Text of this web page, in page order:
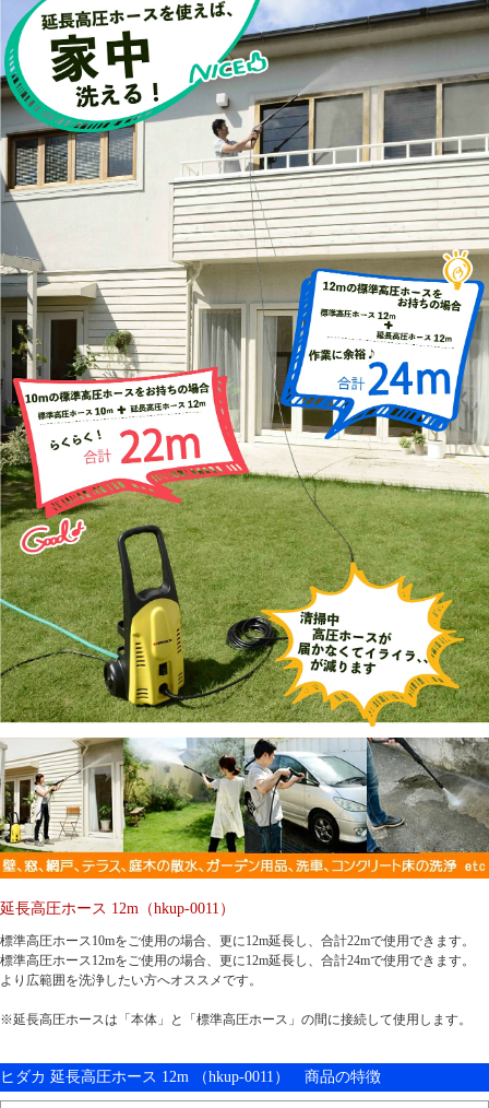
延長高圧ホース 12m（hkup-0011）
標準高圧ホース10mをご使用の場合、更に12m延長し、合計22mで使用できます。
標準高圧ホース12mをご使用の場合、更に12m延長し、合計24mで使用できます。
より広範囲を洗浄したい方へオススメです。
※延長高圧ホースは「本体」と「標準高圧ホース」の間に接続して使用します。
ヒダカ 延長高圧ホース 12m （hkup-0011） 商品の特徴